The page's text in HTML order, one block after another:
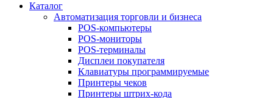
Каталог
Автоматизация торговли и бизнеса
POS-компьютеры
POS-мониторы
POS-терминалы
Дисплеи покупателя
Клавиатуры программируемые
Принтеры чеков
Принтеры штрих-кода